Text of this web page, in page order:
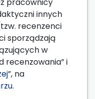
innych
recenzenci
sporządzają
w
recenzowania” i
”, na
.